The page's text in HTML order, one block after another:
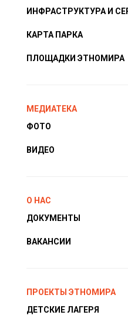
ИНФРАСТРУКТУРА И
КАРТА ПАРКА
ПЛОЩАДКИ ЭТНОМИРА
МЕДИАТЕКА
ФОТО
ВИДЕО
О НАС
ДОКУМЕНТЫ
ВАКАНСИИ
ПРОЕКТЫ ЭТНОМИРА
ДЕТСКИЕ ЛАГЕРЯ